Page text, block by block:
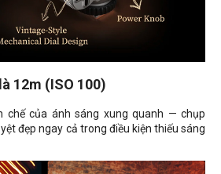
12m (ISO 100)
chế của ánh sáng xung quanh — chụp
đẹp ngay cả trong điều kiện thiếu sáng